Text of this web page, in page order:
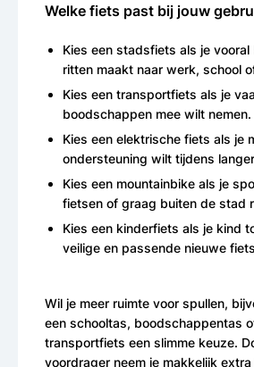
Welke fiets past bij jouw
Kies een stadsfiets als je
ritten maakt naar werk, school
Kies een transportfiets als je
boodschappen mee wilt nemen.
Kies een elektrische fiets als je
ondersteuning wilt tijdens
Kies een mountainbike als je
fietsen of graag buiten de stad
Kies een kinderfiets als je kind
veilige en passende nieuwe
Wil je meer ruimte voor spullen,
een schooltas, boodschappentas
transportfiets een slimme keuze.
voordrager neem je makkelijk